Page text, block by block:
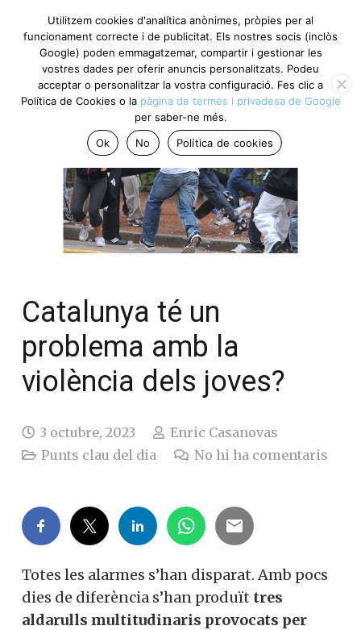
Catalunya té un
problema amb la
violència dels joves?
3 octubre, 2023
Enric Casanovas
Punts clau del dia
No hi ha comentaris
Totes les alarmes s’han disparat. Amb pocs
dies de diferència s’han produït tres
aldarulls multitudinaris provocats per
Utilitzem cookies d'analítica anònimes, pròpies per al
funcionament correcte i de publicitat. Els nostres socis (inclòs
Google) poden emmagatzemar, compartir i gestionar les
vostres dades per oferir anuncis personalitzats. Podeu
acceptar o personalitzar la vostra configuració. Fes clic a
Política de Cookies o la pàgina de termes i privadesa de Google
per saber-ne més.
Ok
No Política de cookies